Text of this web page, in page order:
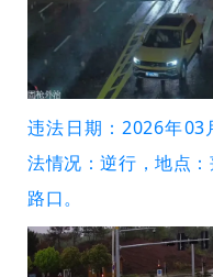
违法日期：2026年03
法情况：逆行，地点
路口。